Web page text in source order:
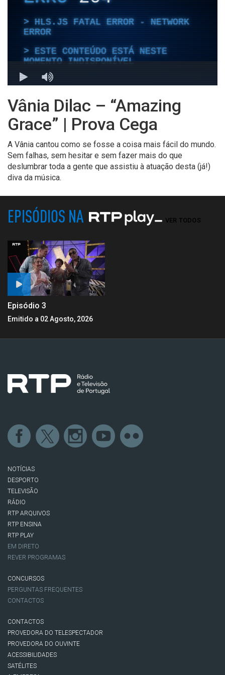
Vânia Dilac – “Amazing
Grace” | Prova Cega
A Vânia cantou como se fosse a coisa mais fácil do mundo.
Sem falhas, sem hesitar e sem fazer mais do que
deslumbrar toda a gente que assistiu à atuação desta (já!)
diva da música.
EPISÓDIOS NA VER TODOS
Episódio 3
Emitido a 02 Agosto, 2026
NOTÍCIAS
DESPORTO
TELEVISÃO
RÁDIO
RTP ARQUIVOS
RTP ENSINA
RTP PLAY
EM DIRETO
REVER PROGRAMAS
CONCURSOS
PERGUNTAS FREQUENTES
CONTACTOS
CONTACTOS
PROVEDORA DO TELESPECTADOR
PROVEDORA DO OUVINTE
ACESSIBILIDADES
SATÉLITES